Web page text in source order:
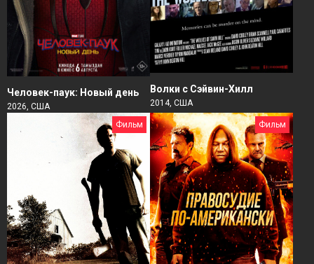
Человек-паук: Новый день
2026, США
Волки с Сэйвин-Хилл
2014, США
Фильм Фильм